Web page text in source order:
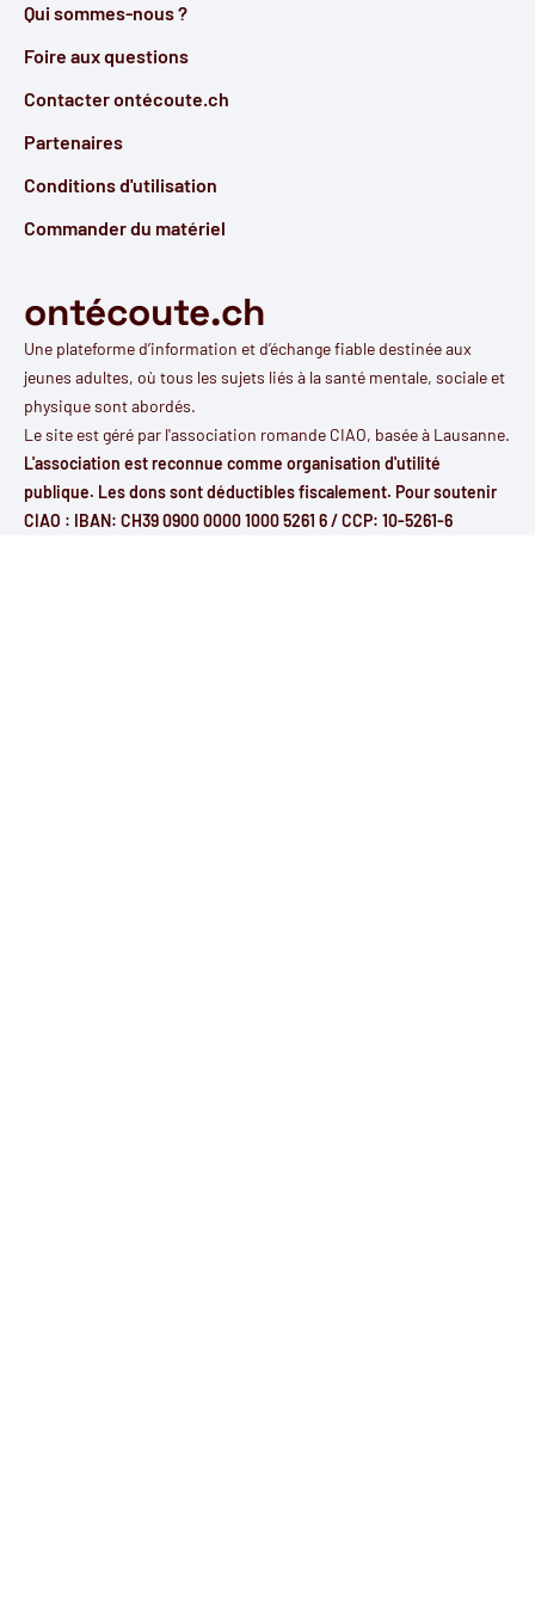
Qui sommes-nous ?
Foire aux questions
Contacter ontécoute.ch
Partenaires
Conditions d'utilisation
Commander du matériel
ontécoute.ch
Une plateforme d’information et d’échange fiable destinée aux
jeunes adultes, où tous les sujets liés à la santé mentale, sociale et
physique sont abordés.
Le site est géré par l'association romande CIAO, basée à Lausanne.
L'association est reconnue comme organisation d'utilité
publique. Les dons sont déductibles fiscalement. Pour soutenir
CIAO : IBAN: CH39 0900 0000 1000 5261 6 / CCP: 10-5261-6